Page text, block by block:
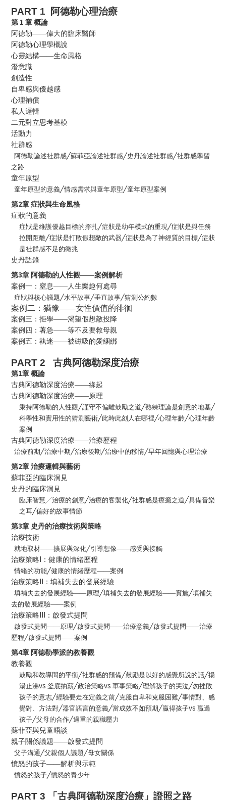
PART 1 阿德勒心理治療
第 1 章 概論
阿德勒——偉大的臨床醫師
阿德勒心理學概說
心靈結構——生命風格
潛意識
創造性
自卑感與優越感
心理補償
私人邏輯
二元對立思考基模
活動力
社群感
阿德勒論述社群感╱蘇菲亞論述社群感╱史丹論述社群感╱社群感學習
之路
童年原型
童年原型的意義╱情感需求與童年原型╱童年原型案例
第2章 症狀與生命風格
症狀的意義
症狀是維護優越目標的掙扎╱症狀是幼年模式的重現╱症狀是與任務
拉開距離╱症狀是打敗假想敵的武器╱症狀是為了神經質的目標╱症狀
是社群感不足的徵兆
史丹語錄
第3章 阿德勒的人性觀——案例解析
案例一：窒息——人生樂趣何處尋
症狀與核心議題╱水平故事╱垂直故事╱猜測公約數
案例二：猶豫——女性價值的徘徊
案例三：拒學——渴望假想敵投降
案例四：著急——等不及要救母親
案例五：執迷——被磁吸的愛綑綁
PART 2 古典阿德勒深度治療
第1章 概論
古典阿德勒深度治療——緣起
古典阿德勒深度治療——原理
秉持阿德勒的人性觀╱謹守不偏離鼓勵之道╱熟練理論是創意的地基╱
科學性和實用性的猜測藝術╱此時此刻人在哪裡╱心理年齡╱心理年齡
案例
古典阿德勒深度治療——治療歷程
治療前期╱治療中期╱治療後期╱治療中的移情╱早年回憶與心理治療
第2章 治療邏輯與藝術
蘇菲亞的臨床洞見
史丹的臨床洞見
臨床智慧╱治療的創意╱治療的客製化╱社群感是療癒之道╱具備音樂
之耳╱偏好的故事情節
第3章 史丹的治療技術與策略
治療技術
就地取材——擴展與深化╱引導想像——感受與接觸
治療策略I ：健康的情緒歷程
情緒的功能╱健康的情緒歷程——案例
治療策略II ：填補失去的發展經驗
填補失去的發展經驗——原理╱填補失去的發展經驗——實施╱填補失
去的發展經驗——案例
治療策略III ：啟發式提問
啟發式提問——原理╱啟發式提問——治療意義╱啟發式提問——治療
歷程╱啟發式提問——案例
第4章 阿德勒學派的教養觀
教養觀
鼓勵和教導間的平衡╱社群感的預備╱鼓勵是以好的感覺所說的話╱揚
湯止沸vs 釜底抽薪╱政治策略vs 軍事策略╱理解孩子的哭泣╱勿挫敗
孩子的意志╱經驗要走在定義之前╱克服自卑和克服困難╱事情對、感
覺對、方法對╱器官語言的意義╱當成效不如預期╱贏得孩子vs 贏過
孩子╱父母的合作╱過重的親職壓力
蘇菲亞與兒童晤談
親子關係議題——啟發式提問
父子溝通╱父親個人議題╱母女關係
憤怒的孩子——解析與示範
憤怒的孩子╱憤怒的青少年
PART 3 「古典阿德勒深度治療」證照之路